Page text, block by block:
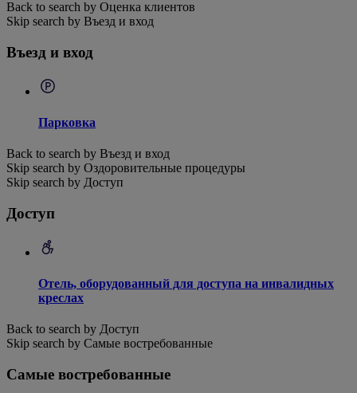
Back to search by Оценка клиентов
Skip search by Въезд и вход
Въезд и вход
Парковка
Back to search by Въезд и вход
Skip search by Оздоровительные процедуры
Skip search by Доступ
Доступ
Отель, оборудованный для доступа на инвалидных
креслах
Back to search by Доступ
Skip search by Самые востребованные
Самые востребованные